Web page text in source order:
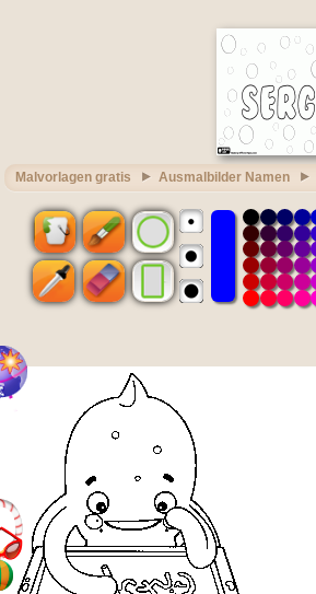
Malvorlagen gratis Ausmalbilder Namen